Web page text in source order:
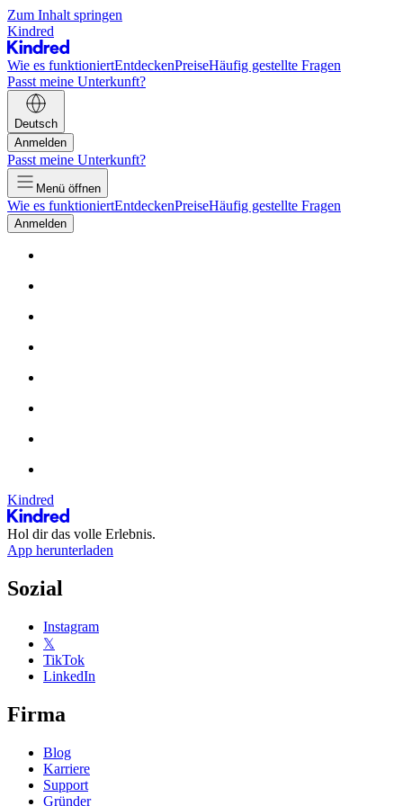
Zum Inhalt springen
Kindred
Wie es funktioniertEntdeckenPreiseHäufig gestellte Fragen
Passt meine Unterkunft?
Deutsch
Anmelden
Passt meine Unterkunft?
Menü öffnen
Wie es funktioniertEntdeckenPreiseHäufig gestellte Fragen
Anmelden
Kindred
Hol dir das volle Erlebnis.
App herunterladen
Sozial
Instagram
𝕏
TikTok
LinkedIn
Firma
Blog
Karriere
Support
Gründer